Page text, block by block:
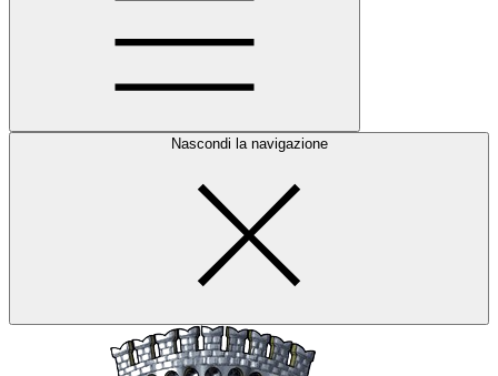
Nascondi la navigazione